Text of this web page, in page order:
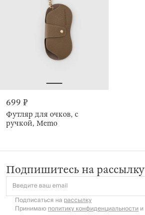
699 ₽
Футляр для очков, с
ручкой, Memo
Подпишитесь на рассылку
Введите ваш email
Подписаться на рассылку
Принимаюполитику конфиденциальностии